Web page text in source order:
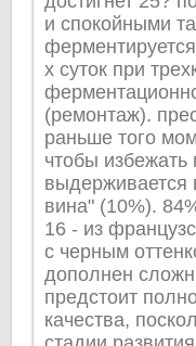
и спокойными
х суток при
(ремонтаж).
раньше того
чтобы избежать
выдерживается
вина" (10%).
16 - из
с черным
дополнен
предстоит
качества,